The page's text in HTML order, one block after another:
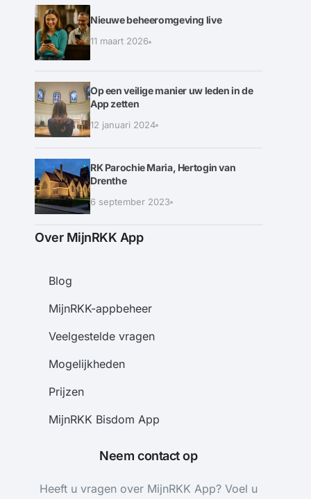
Nieuwe beheeromgeving live
11 maart 2026
Op een veilige manier uw leden in de
App zetten
12 januari 2024
RK Parochie Maria, Hertogin van
Drenthe
6 september 2023
Over MijnRKK App
Blog
MijnRKK-appbeheer
Veelgestelde vragen
Mogelijkheden
Prijzen
MijnRKK Bisdom App
Neem contact op
Heeft u vragen over MijnRKK App? Voel u